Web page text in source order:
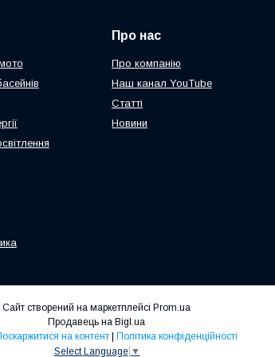
Про нас
Про компанію
Наш канал YouTube
Статті
Новини
Сайт створений на маркетплейсі Prom.ua
Продавець на Bigl.ua
на контент | Політика конфіденційності
Select Language ▼